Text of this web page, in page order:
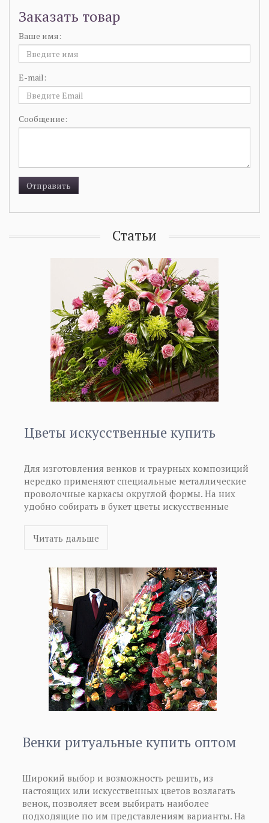
Заказать товар
Ваше имя:
E-mail:
Сообщение:
Статьи
Цветы искусственные купить
Для изготовления венков и траурных композиций
нередко применяют специальные металлические
проволочные каркасы округлой формы. На них
удобно собирать в букет цветы искусственные
листьев и стеблей. Для ритуальных нужд более
которых формируется венок, или полные цветы для
букетов. Современные искусственные цветы
достоверно имитируют натуральные, однако они
намного дольше сохраняют вид и красоту,
олицетворяя собой живую память об усопших.
Читать дальше
Венки ритуальные купить оптом
Широкий выбор и возможность решить, из
настоящих или искусственных цветов возлагать
венок, позволяет всем выбирать наиболее
подходящие по им представлениям варианты. На